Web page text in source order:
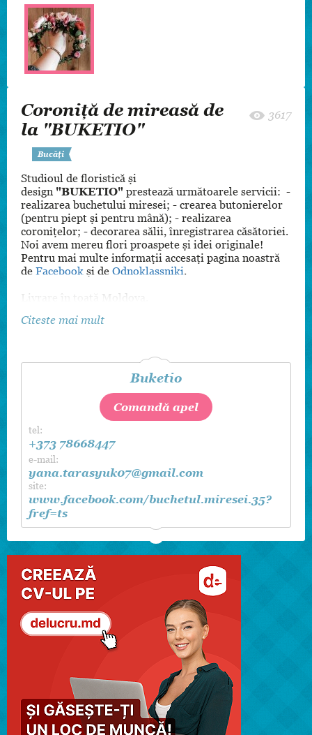
Coroniță de mireasă de
la "BUKETIO"
3617
Bucăți
Studioul de floristică și
design "BUKETIO" prestează următoarele servicii: -
realizarea buchetului miresei; - crearea butonierelor
(pentru piept și pentru mână); - realizarea
coronițelor; - decorarea sălii, înregistrarea căsătoriei.
Noi avem mereu flori proaspete și idei originale!
Pentru mai multe informații accesați pagina noastră
de Facebook și de Odnoklassniki.
Livrare în toată Moldova.
Citeste mai mult
Buketio
Comandă apel
tel:
+373 78668447
e-mail:
yana.tarasyuk07@gmail.com
site:
www.facebook.com/buchetul.miresei.35?
fref=ts